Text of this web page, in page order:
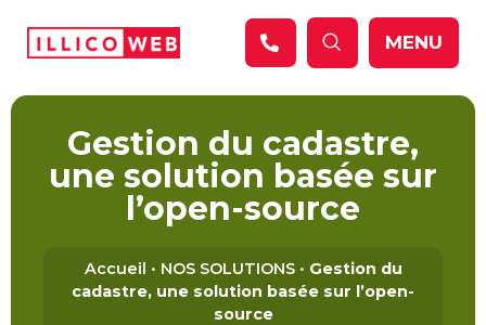
MENU
Gestion du cadastre,
une solution basée sur
l’open-source
Accueil • NOS SOLUTIONS• Gestion du
cadastre, une solution basée sur l’open-
source
Panneau de gestion des cookies